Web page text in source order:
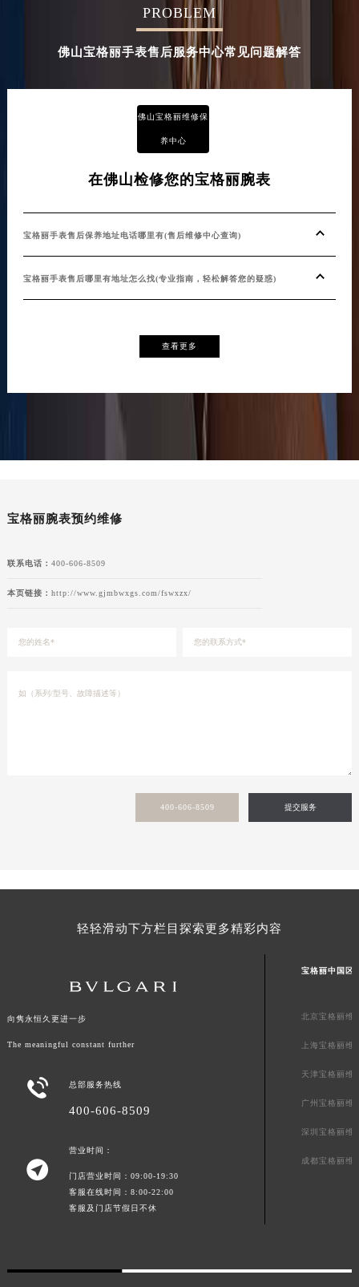
PROBLEM
佛山宝格丽手表售后服务中心常见问题解答
佛山宝格丽维修保
养中心
在佛山检修您的宝格丽腕表
宝格丽手表售后保养地址电话哪里有(售后维修中心查询)
宝格丽手表售后哪里有地址怎么找(专业指南，轻松解答您的疑惑)
查看更多
宝格丽腕表预约维修
联系电话： 400-606-8509
本页链接： http://www.gjmbwxgs.com/fswxzx/
400-606-8509 提交服务
轻轻滑动下方栏目探索更多精彩内容
向隽永恒久更进一步
The meaningful constant further
 总部服务热线
400-606-8509

营业时间：
门店营业时间：09:00-19:30
客服在线时间：8:00-22:00
客服及门店节假日不休
宝格丽中国区
北京宝格丽维
上海宝格丽维
天津宝格丽维
广州宝格丽维
深圳宝格丽维
成都宝格丽维